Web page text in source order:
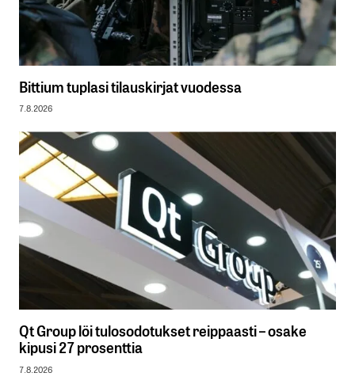
Bittium tuplasi tilauskirjat vuodessa
7.8.2026
Qt Group löi tulosodotukset reippaasti – osake
kipusi 27 prosenttia
7.8.2026